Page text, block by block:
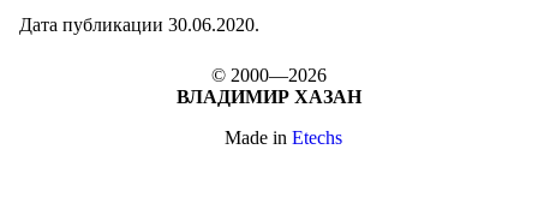
Дата публикации 30.06.2020.
© 2000—2026
ВЛАДИМИР ХАЗАН
Made in Etechs